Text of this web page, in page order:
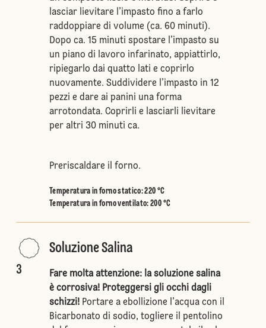
lasciar lievitare l’impasto fino a farlo
raddoppiare di volume (ca. 60 minuti).
Dopo ca. 15 minuti spostare l’impasto su
un piano di lavoro infarinato, appiattirlo,
ripiegarlo dai quatto lati e coprirlo
nuovamente. Suddividere l’impasto in 12
pezzi e dare ai panini una forma
arrotondata. Coprirli e lasciarli lievitare
per altri 30 minuti ca.
Preriscaldare il forno.
Temperatura in forno statico:220 °C
Temperatura in forno ventilato: 200 °C
3
Soluzione Salina
Fare molta attenzione: la soluzione salina
è corrosiva! Proteggersi gli occhi dagli
schizzi!Portare a ebollizione l’acqua con il
Bicarbonato di sodio, togliere il pentolino